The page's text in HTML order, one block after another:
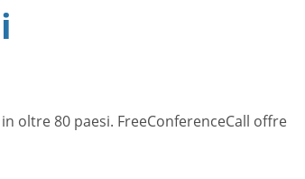
oltre 80 paesi. FreeConferenceCall offre